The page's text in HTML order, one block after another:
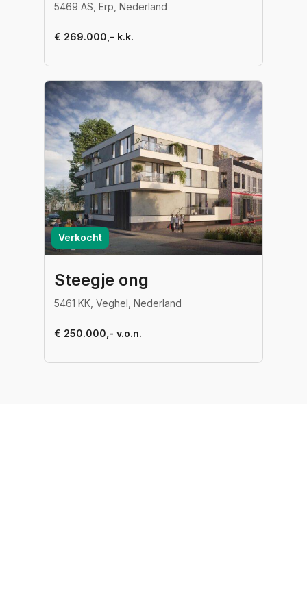
5469 AS, Erp, Nederland
€ 269.000,- k.k.
Verkocht
Steegje ong
5461 KK, Veghel, Nederland
€ 250.000,- v.o.n.